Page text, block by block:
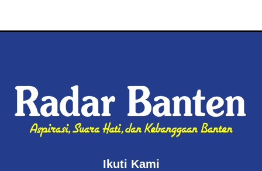
Ikuti Kami